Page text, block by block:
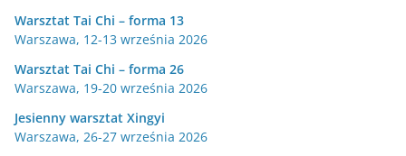
Warsztat Tai Chi – forma 13
Warszawa, 12-13 września 2026
Warsztat Tai Chi – forma 26
Warszawa, 19-20 września 2026
Jesienny warsztat Xingyi
Warszawa, 26-27 września 2026